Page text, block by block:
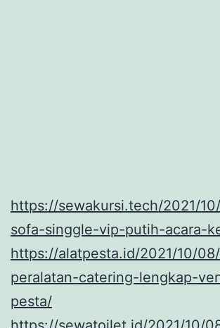
https://sewakursi.tech/2021/
sofa-singgle-vip-putih-acara-
https://alatpesta.id/2021/10/
peralatan-catering-lengkap-
pesta/